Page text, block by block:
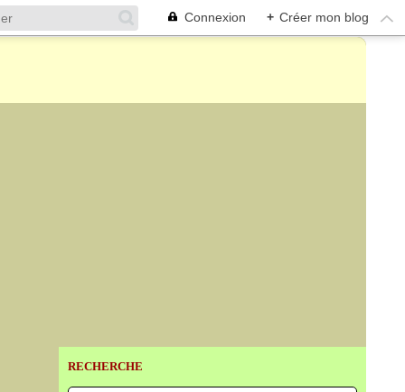
Connexion + Créer mon blog
RECHERCHE